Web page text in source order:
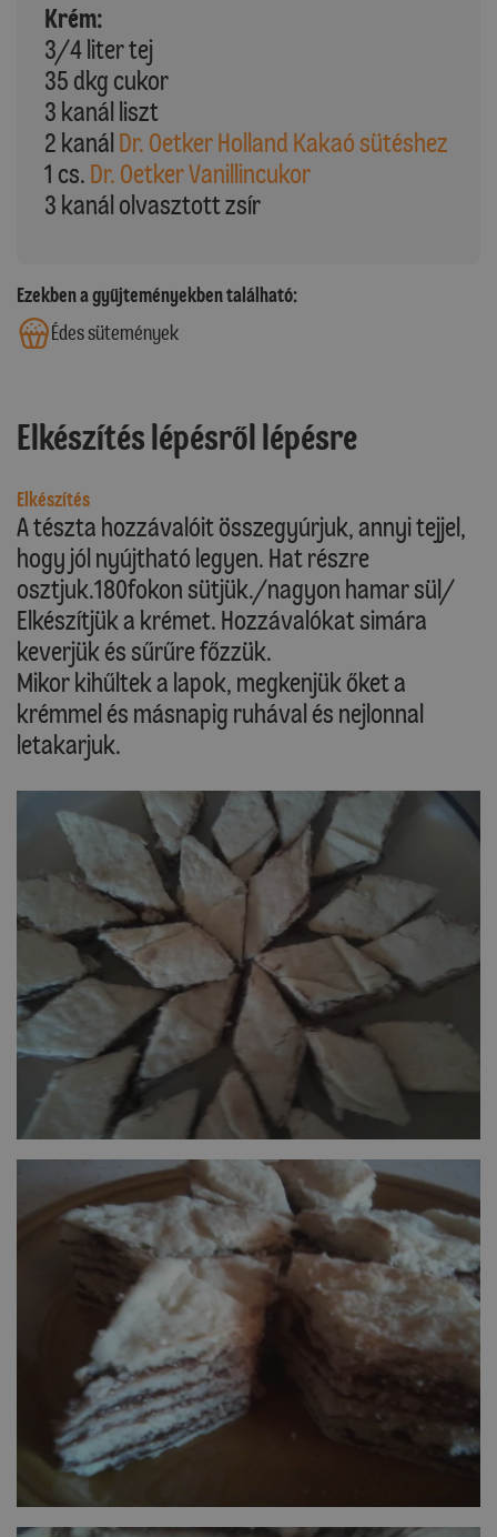
Krém:
3/4 liter tej
35 dkg cukor
3 kanál liszt
2 kanálDr. Oetker Holland Kakaó sütéshez
1 cs. Dr. Oetker Vanillincukor
3 kanál olvasztott zsír
Ezekben a gyűjteményekben található:
Édes sütemények
Elkészítés lépésről lépésre
Elkészítés
A tészta hozzávalóit összegyúrjuk, annyi tejjel,
hogy jól nyújtható legyen. Hat részre
osztjuk.180fokon sütjük./nagyon hamar sül/
Elkészítjük a krémet. Hozzávalókat simára
keverjük és sűrűre főzzük.
Mikor kihűltek a lapok, megkenjük őket a
krémmel és másnapig ruhával és nejlonnal
letakarjuk.